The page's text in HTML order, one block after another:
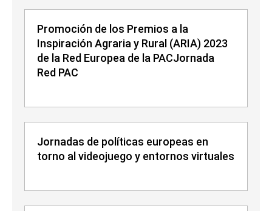
Promoción de los Premios a la
Inspiración Agraria y Rural (ARIA) 2023
de la Red Europea de la PACJornada
Red PAC
Jornadas de políticas europeas en
torno al videojuego y entornos virtuales